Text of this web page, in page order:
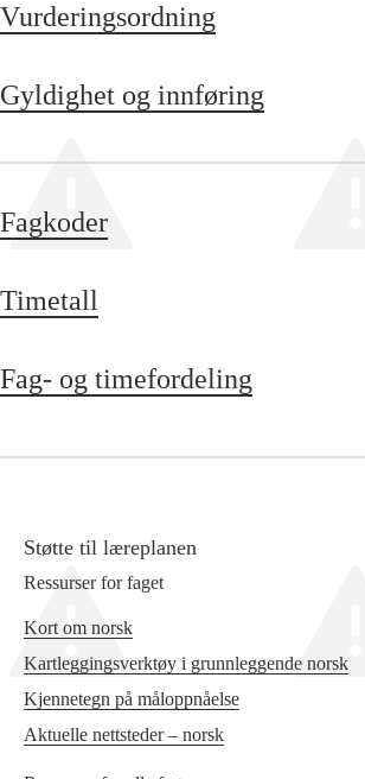
Vurderingsordning
Gyldighet og innføring
Fagkoder
Timetall
Fag- og timefordeling
Støtte til læreplanen
Ressurser for faget
Kort om norsk
Kartleggingsverktøy i grunnleggende norsk
Kjennetegn på måloppnåelse
Aktuelle nettsteder – norsk